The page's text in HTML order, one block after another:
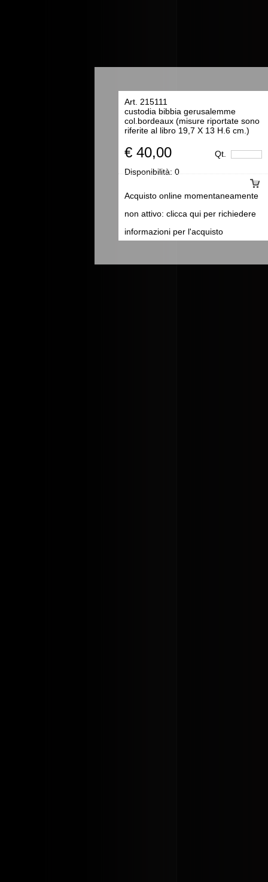
Art. 215111
custodia bibbia gerusalemme
col.bordeaux (misure riportate sono
riferite al libro 19,7 X 13 H.6 cm.)
€ 40,00 Qt.
Acquisto online momentaneamente
non attivo: clicca qui per richiedere
informazioni per l'acquisto
Disponibilità:0